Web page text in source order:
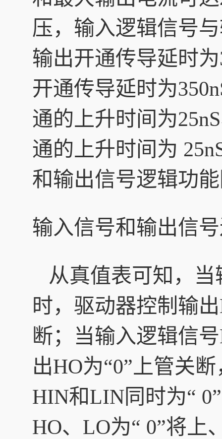
压，输入逻辑信号
输出开通传导延时
开通传导延时为
通的上升时间为
通的上升时间为
和输出信号逻辑功
输入信号和输出信
从真值表可知，当
时，驱动器控制输
断；当输入逻辑信
出HO为“0”上管关
HIN和LIN同时为“
HO、LO为“ 0”将上